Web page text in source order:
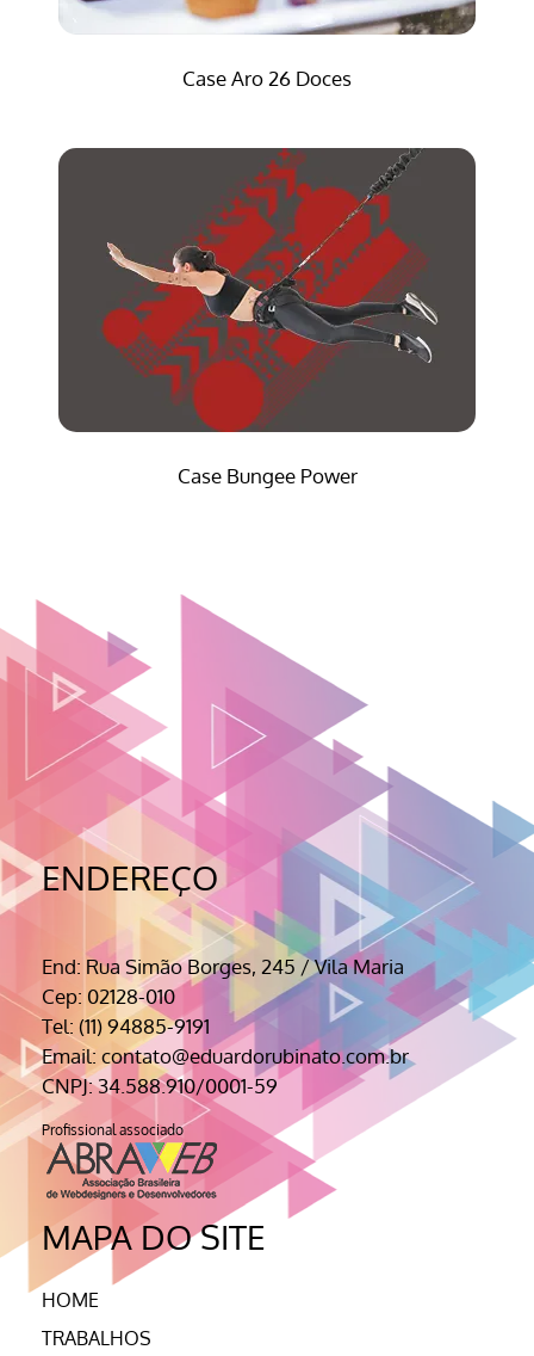
Case Aro 26 Doces
Case Bungee Power
ENDEREÇO
End: Rua Simão Borges, 245 / Vila Maria
Cep: 02128-010
Tel: (11) 94885-9191
Email: contato@eduardorubinato.com.br
CNPJ: 34.588.910/0001-59
Profissional associado
MAPA DO SITE
HOME
TRABALHOS